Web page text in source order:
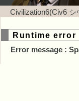
Civilization6(Civ6
Runtime error
Error message :